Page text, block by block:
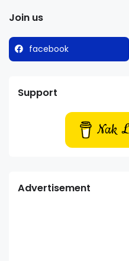
Join us
facebook
Support
Nak
Advertisement